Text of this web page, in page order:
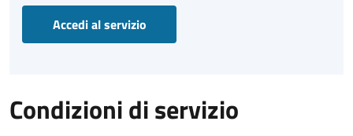
Accedi al servizio
Condizioni di servizio